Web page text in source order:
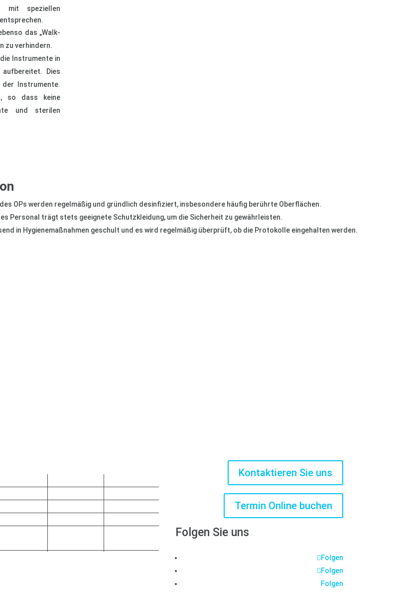
mit speziellen
das „Walk-
zu verhindern.
Instrumente in
Dies
Instrumente.
so dass keine
und sterilen
OPs werden regelmäßig und gründlich desinfiziert, insbesondere häufig berührte Oberflächen.
Personal trägt stets geeignete Schutzkleidung, um die Sicherheit zu gewährleisten.
in Hygienemaßnahmen geschult und es wird regelmäßig überprüft, ob die Protokolle eingehalten werden.
Kontaktieren Sie uns
Termin Online buchen
Folgen Sie uns
Folgen
Folgen
Folgen